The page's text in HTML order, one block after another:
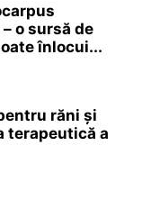
o sursă de
înlocui...
răni și
terapeutică a